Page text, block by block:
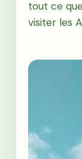
tout ce
visiter les